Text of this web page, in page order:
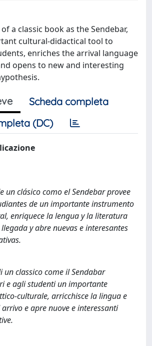
a classic book as the Sendebar,
cultural-didactical tool to
enriches the arrival language
opens to new and interesting
Scheda completa
(DC)
un clásico como el Sendebar provee
de un importante instrumento
enriquece la lengua y la literatura
y abre nuevas e interesantes
un classico come il Sendabar
e agli studenti un importante
culturale, arricchisce la lingua e
e apre nuove e interessanti